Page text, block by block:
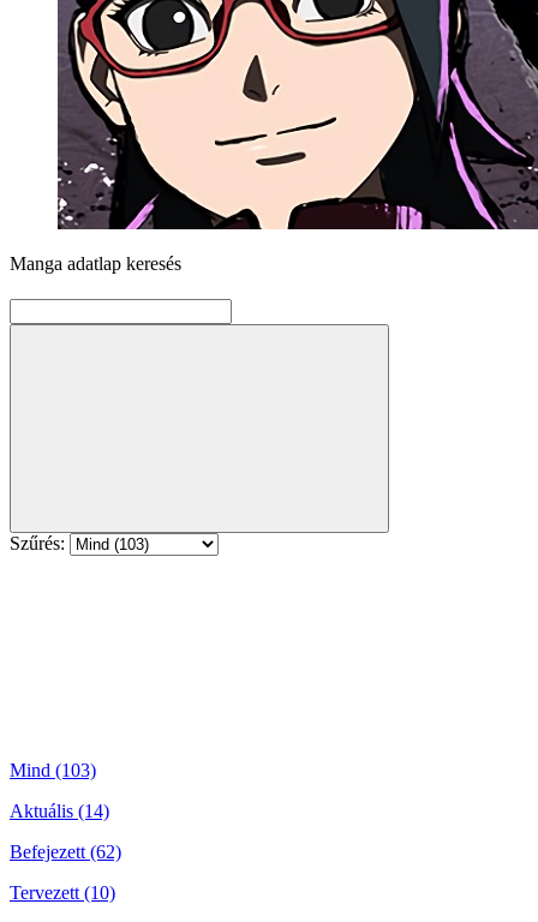
Manga adatlap keresés
Szűrés:
Mind (103)
Aktuális (14)
Befejezett (62)
Tervezett (10)